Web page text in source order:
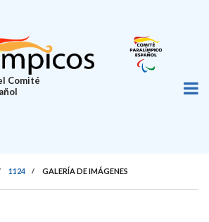
Comité
1124 / GALERÍA DE IMÁGENES